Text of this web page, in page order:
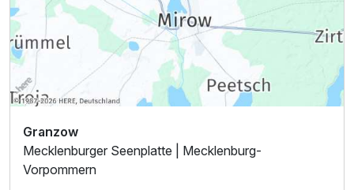
Granzow
Mecklenburger Seenplatte | Mecklenburg-
Vorpommern